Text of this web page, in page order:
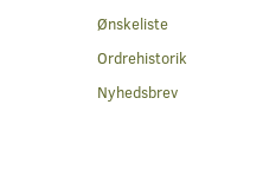
Ønskeliste
Ordrehistorik
Nyhedsbrev